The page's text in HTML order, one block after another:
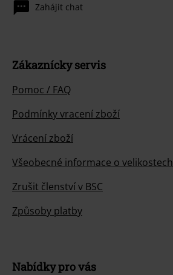
Zahájit chat
Zákaznícky servis
Pomoc / FAQ
Podmínky vracení zboží
Vrácení zboží
Všeobecné informace o velikostech
Zrušit členství v BSC
Způsoby platby
Nabídky pro vás